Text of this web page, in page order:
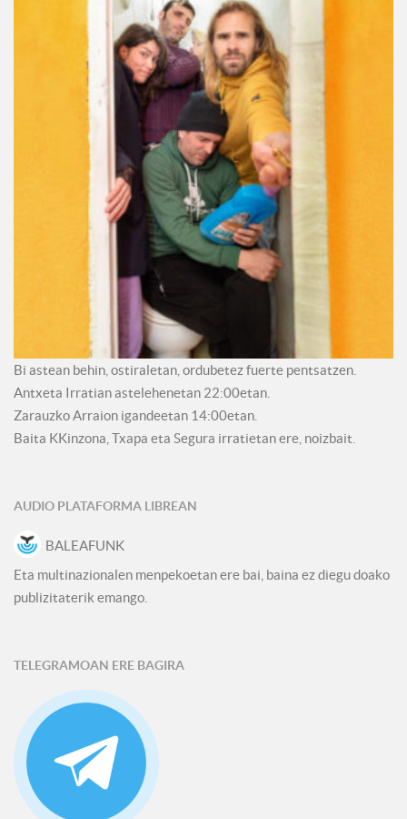
Bi astean behin, ostiraletan, ordubetez fuerte pentsatzen.
Antxeta Irratian astelehenetan 22:00etan.
Zarauzko Arraion igandeetan 14:00etan.
Baita KKinzona, Txapa eta Segura irratietan ere, noizbait.
AUDIO PLATAFORMA LIBREAN
BALEAFUNK
Eta multinazionalen menpekoetan ere bai, baina ez diegu doako
publizitaterik emango.
TELEGRAMOAN ERE BAGIRA